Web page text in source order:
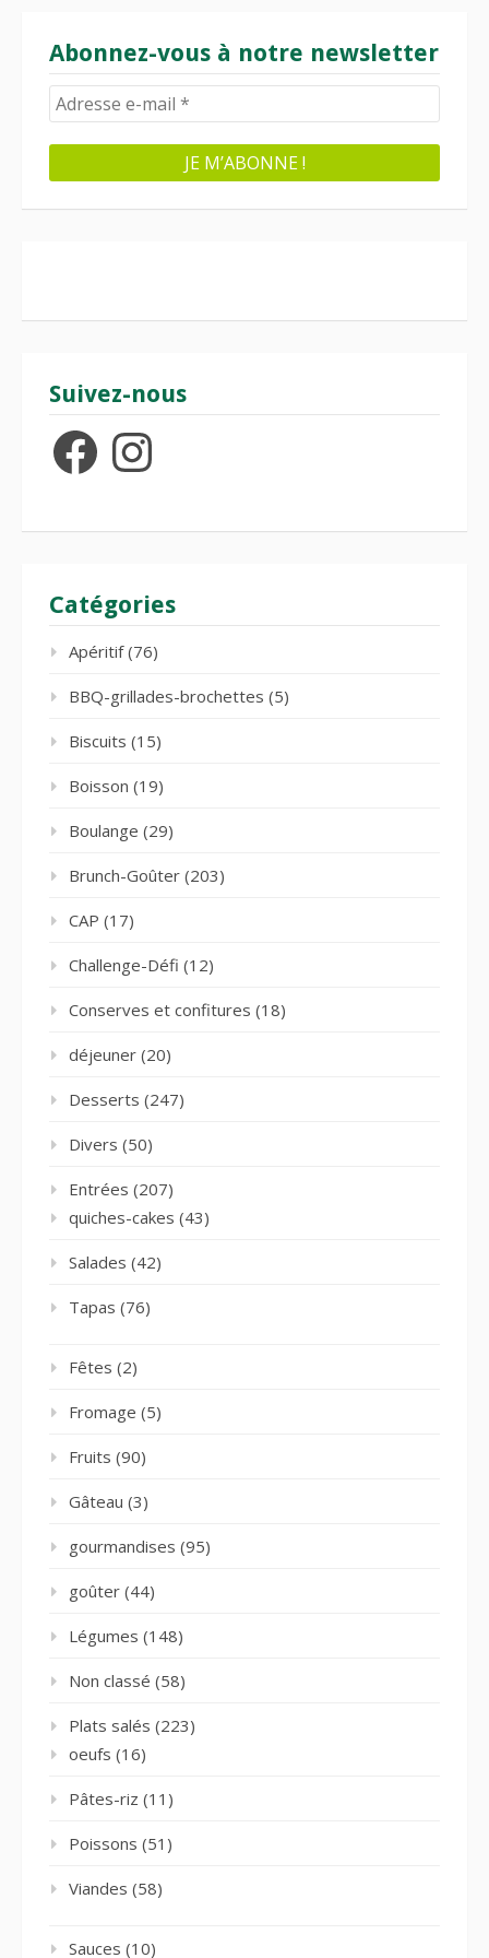
Abonnez-vous à notre newsletter
Suivez-nous
FacebookInstagram
Catégories
Apéritif(76)
BBQ-grillades-brochettes (5)
Biscuits (15)
Boisson (19)
Boulange (29)
Brunch-Goûter (203)
CAP (17)
Challenge-Défi (12)
Conserves et confitures (18)
déjeuner (20)
Desserts (247)
Divers (50)
Entrées (207)
quiches-cakes (43)
Salades (42)
Tapas (76)
Fêtes (2)
Fromage (5)
Fruits (90)
Gâteau (3)
gourmandises (95)
goûter (44)
Légumes (148)
Non classé (58)
Plats salés (223)
oeufs (16)
Pâtes-riz (11)
Poissons (51)
Viandes (58)
Sauces (10)